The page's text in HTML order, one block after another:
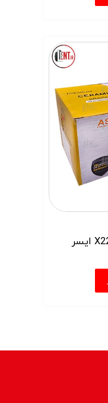
لنت ترمز جلو ام وی ام X22 ایسر